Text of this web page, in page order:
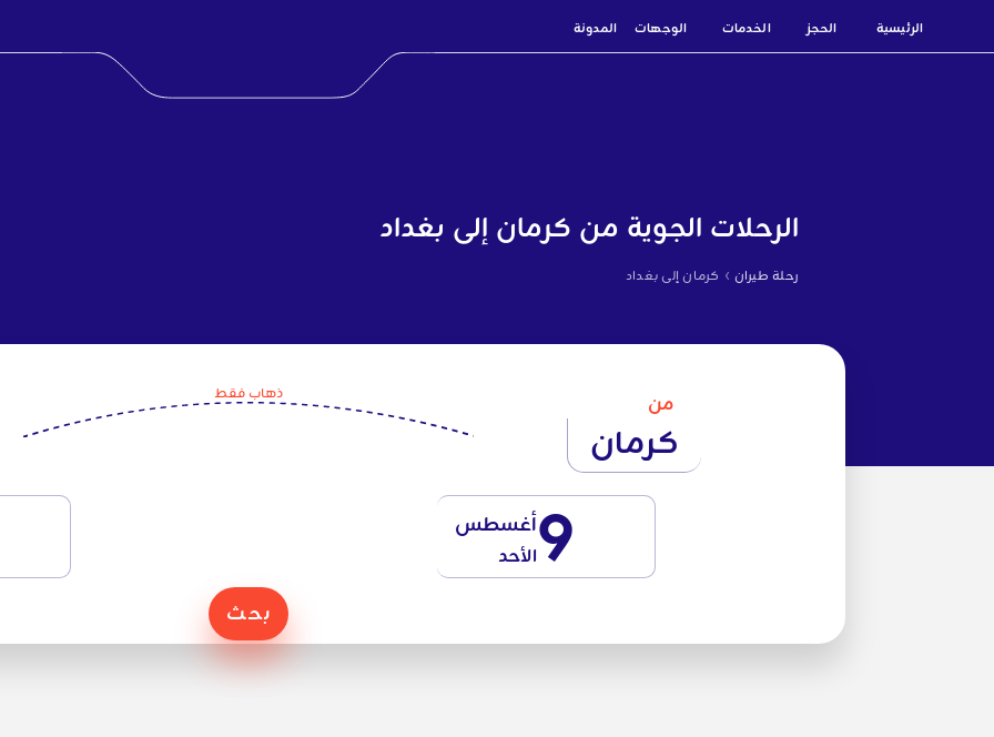
الرئيسية الحجز الخدمات الوجهات المدونة
الرحلات الجوية من كرمان إلى بغداد
رحلة طيران › كرمان إلى بغداد
من
كرمان
ذهاب فقط
9أغسطس
الأحد
بحث